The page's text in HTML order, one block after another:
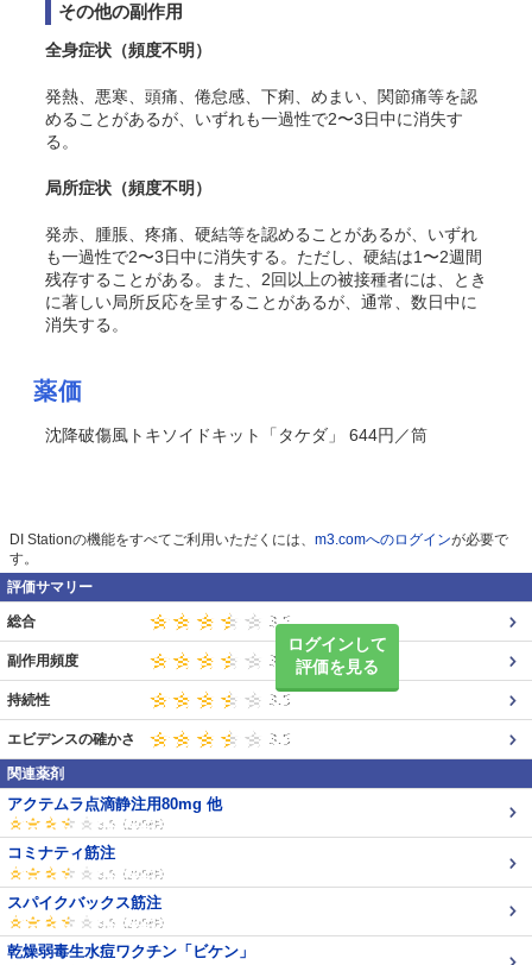
その他の副作用
全身症状（頻度不明）
発熱、悪寒、頭痛、倦怠感、下痢、めまい、関節痛等を認
めることがあるが、いずれも一過性で2〜3日中に消失す
る。
局所症状（頻度不明）
発赤、腫脹、疼痛、硬結等を認めることがあるが、いずれ
も一過性で2〜3日中に消失する。ただし、硬結は1〜2週間
残存することがある。また、2回以上の被接種者には、とき
に著しい局所反応を呈することがあるが、通常、数日中に
消失する。
薬価
沈降破傷風トキソイドキット「タケダ」 644円／筒
DI Stationの機能をすべてご利用いただくには、 m3.comへのログインが必要で
す。
評価サマリー
ログインして
評価を見る
総合
副作用頻度
持続性
エビデンスの確かさ
関連薬剤
アクテムラ点滴静注用80mg 他
コミナティ筋注
スパイクバックス筋注
乾燥弱毒生水痘ワクチン「ビケン」